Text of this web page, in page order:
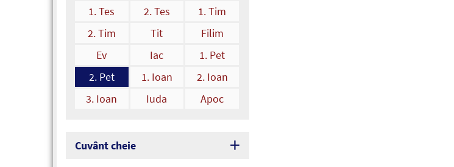
1. Tes
2. Tes
1. Tim
2. Tim
Tit
Filim
Ev
Iac
1. Pet
2. Pet
1. Ioan
2. Ioan
3. Ioan
Iuda Apoc
Cuvânt cheie